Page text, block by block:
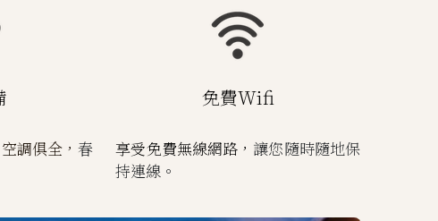
調俱全，春
免費Wifi
享受免費無線網路， 讓您隨時隨地保
持連線。